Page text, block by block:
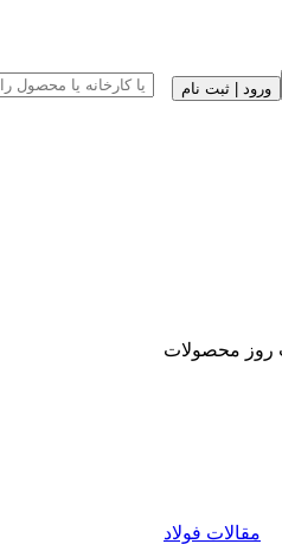
ورود | ثبت نام
روز محصولات
مقالات فولاد